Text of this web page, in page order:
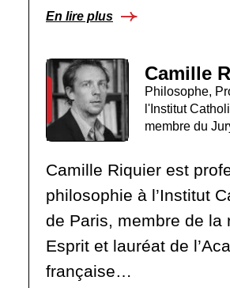
En lire plus
Camille
Philosophe,
l'Institut
membre du
Camille Riquier est
philosophie à l’Institut
de Paris, membre de la
Esprit et lauréat de
française…